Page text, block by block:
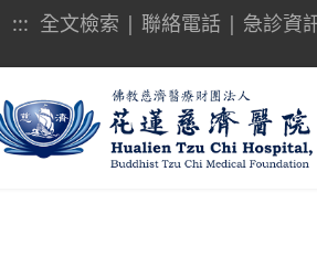
::: 全文檢索 | 聯絡電話| 急診資